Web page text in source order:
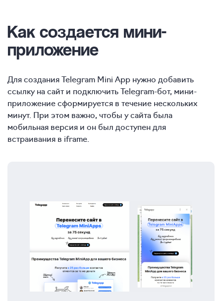
Как создается мини-
приложение
Для создания Telegram Mini App нужно добавить
ссылку на сайт и подключить Telegram-бот, мини-
приложение сформируется в течение нескольких
минут. При этом важно, чтобы у сайта была
мобильная версия и он был доступен для
встраивания в iframe.